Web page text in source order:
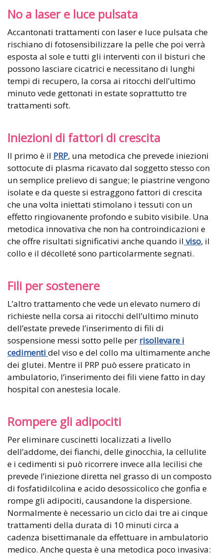
No a laser e luce pulsata
Accantonati trattamenti con laser e luce pulsata che
rischiano di fotosensibilizzare la pelle che poi verrà
esposta al sole e tutti gli interventi con il bisturi che
possono lasciare cicatrici e necessitano di lunghi
tempi di recupero, la corsa ai ritocchi dell’ultimo
minuto vede gettonati in estate soprattutto tre
trattamenti soft.
Iniezioni di fattori di crescita
Il primo è il PRP, una metodica che prevede iniezioni
sottocute di plasma ricavato dal soggetto stesso con
un semplice prelievo di sangue; le piastrine vengono
isolate e da queste si estraggono fattori di crescita
che una volta iniettati stimolano i tessuti con un
effetto ringiovanente profondo e subito visibile. Una
metodica innovativa che non ha controindicazioni e
che offre risultati significativi anche quando il viso, il
collo e il décolleté sono particolarmente segnati.
Fili per sostenere
L’altro trattamento che vede un elevato numero di
richieste nella corsa ai ritocchi dell’ultimo minuto
dell’estate prevede l’inserimento di fili di
sospensione messi sotto pelle per risollevare i
cedimenti del viso e del collo ma ultimamente anche
dei glutei. Mentre il PRP può essere praticato in
ambulatorio, l’inserimento dei fili viene fatto in day
hospital con anestesia locale.
Rompere gli adipociti
Per eliminare cuscinetti localizzati a livello
dell’addome, dei fianchi, delle ginocchia, la cellulite
e i cedimenti si può ricorrere invece alla lecilisi che
prevede l’iniezione diretta nel grasso di un composto
di fosfatidilcolina e acido desossicolico che gonfia e
rompe gli adipociti, causandone la dispersione.
Normalmente è necessario un ciclo dai tre ai cinque
trattamenti della durata di 10 minuti circa a
cadenza bisettimanale da effettuare in ambulatorio
medico. Anche questa è una metodica poco invasiva: